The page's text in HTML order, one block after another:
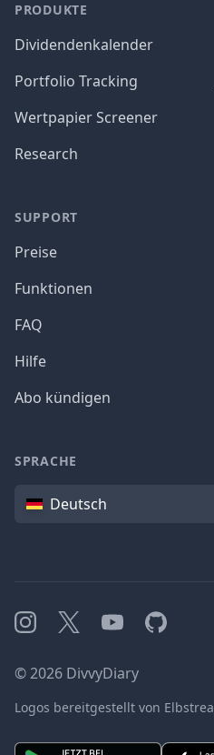
PRODUKTE
Dividendenkalender
Portfolio Tracking
Wertpapier Screener
Research
SUPPORT
Preise
Funktionen
FAQ
Hilfe
Abo kündigen
SPRACHE
SpracheDeutsch
Instagram
X YouTubeGitHub
©2026 DivvyDiary
Logos bereitgestellt von